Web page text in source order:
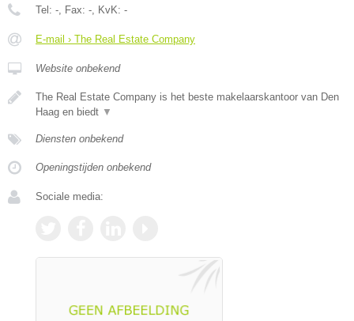
Tel: - , Fax: - , KvK: -
E-mail › The Real Estate Company
Website onbekend
The Real Estate Company is het beste makelaarskantoor van Den
Haag en biedt ▼
Diensten onbekend
Openingstijden onbekend
Sociale media: